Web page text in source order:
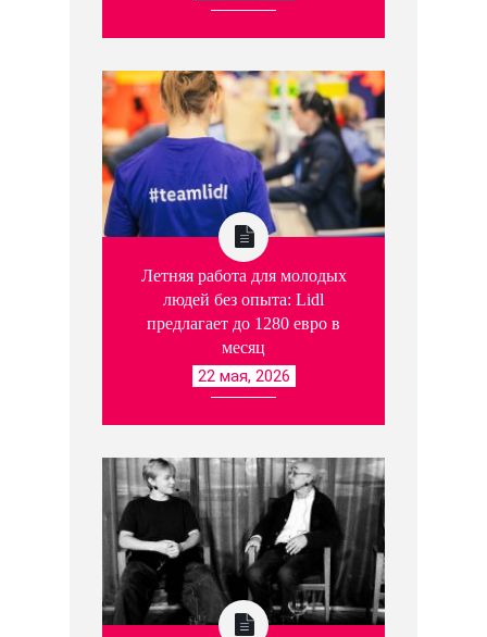
Летняя работа для молодых
людей без опыта: Lidl
предлагает до 1280 евро в
месяц
22 мая, 2026